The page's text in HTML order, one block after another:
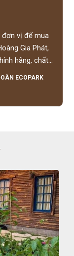
đơn vị để mua
Gia Phát,
hãng, chất
tình.
ECOPARK